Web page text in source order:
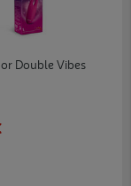
Double Vibes
from